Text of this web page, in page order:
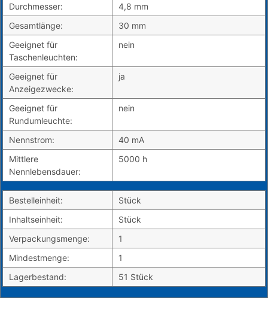
Durchmesser:
4,8 mm
Gesamtlänge:
30 mm
Geeignet für
Taschenleuchten:
nein
Geeignet für
Anzeigezwecke:
ja
Geeignet für
Rundumleuchte:
nein
Nennstrom:
40 mA
Mittlere
Nennlebensdauer:
5000 h
Bestelleinheit:
Stück
Inhaltseinheit:
Stück
Verpackungsmenge:
1
Mindestmenge:
1
Lagerbestand:
51 Stück